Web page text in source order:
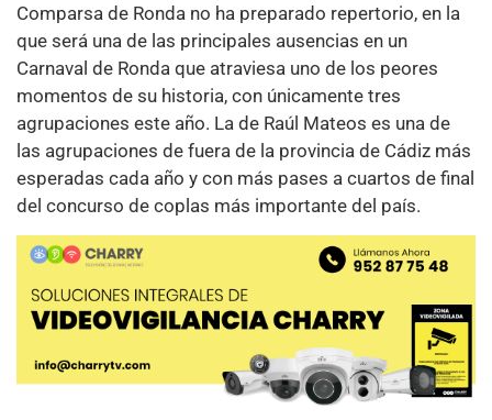
Comparsa de Ronda no ha preparado repertorio, en la
que será una de las principales ausencias en un
Carnaval de Ronda que atraviesa uno de los peores
momentos de su historia, con únicamente tres
agrupaciones este año. La de Raúl Mateos es una de
las agrupaciones de fuera de la provincia de Cádiz más
esperadas cada año y con más pases a cuartos de final
del concurso de coplas más importante del país.